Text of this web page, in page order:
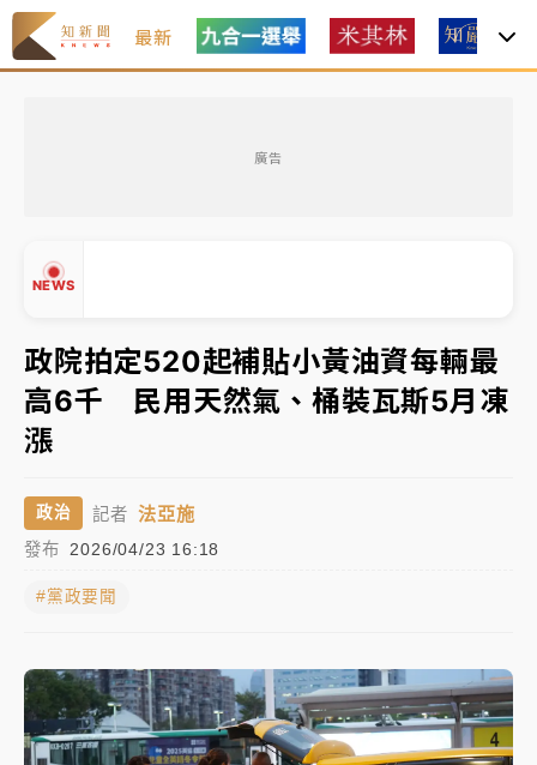
最新
廣告
NEWS
中信慈善基金會想增加董事人數！辜仲諒向法院聲請遭
駁 理由曝光
故宮《龍藏經》特展第2檔！今線上預約開賣一度塞車
周六起展出延長至晚上7時
台東農業處長涉圖利渡假村！東檢抗告成功 今重開羈
押庭
父親節泡湯了！中颱白海豚雨彈轟3天 「紅到發紫」降
雨熱區曝
女律師陳昱瑄詐慈濟10億！黃金158kg遭查扣畫面曝光
旅局回應了
中信慈善基金會想增加董事人數！辜仲諒向法院聲請遭
駁 理由曝光
▼
政院拍定520起補貼小黃油資每輛最
高6千 民用天然氣、桶裝瓦斯5月凍
漲
政治 記者 法亞施
發布 2026/04/23 16:18
#黨政要聞